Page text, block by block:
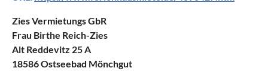
Zies Vermietungs GbR
Frau Birthe Reich-Zies
Alt Reddevitz 25 A
18586 Ostseebad Mönchgut